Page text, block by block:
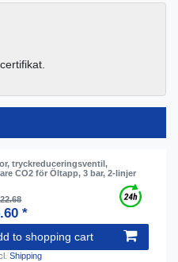
tryckreduceringsventil,
CO2 för Öltapp, 3 bar, 2-linjer
*
to shopping cart
Shipping